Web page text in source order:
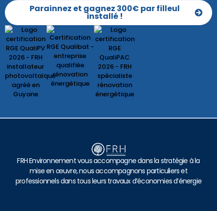
Parainnez et gagnez 300€ par filleul
installé !
FRH Environnement vous accompagne dans la stratégie à la
mise en œuvre, nous accompagnons particuliers et
professionnels dans tous leurs travaux d’économies d’énergie